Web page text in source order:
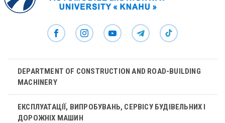
DEPARTMENT OF CONSTRUCTION AND ROAD-BUILDING
MACHINERY
ЕКСПЛУАТАЦІЇ, ВИПРОБУВАНЬ, СЕРВІСУ БУДІВЕЛЬНИХ І
ДОРОЖНІХ МАШИН